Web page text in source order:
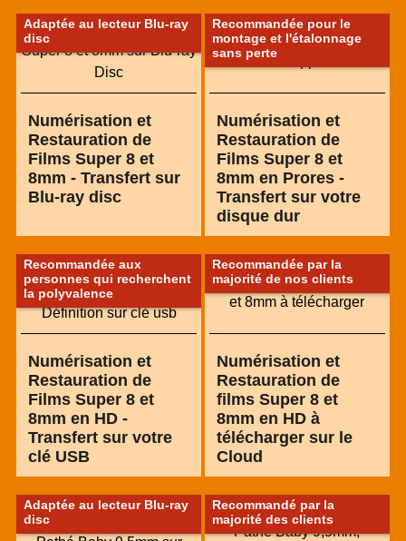
Adaptée au lecteur Blu-ray
disc
Numérisation et
Restauration de
Films Super 8 et
8mm - Transfert sur
Blu-ray disc
Recommandée pour le
montage et l'étalonnage
sans perte
Numérisation et
Restauration de
Films Super 8 et
8mm en Prores -
Transfert sur votre
disque dur
Recommandée aux
personnes qui recherchent
la polyvalence
Numérisation et
Restauration de
Films Super 8 et
8mm en HD -
Transfert sur votre
clé USB
Recommandée par la
majorité de nos clients
Numérisation et
Restauration de
films Super 8 et
8mm en HD à
télécharger sur le
Cloud
Adaptée au lecteur Blu-ray
disc
Recommandé par la
majorité des clients